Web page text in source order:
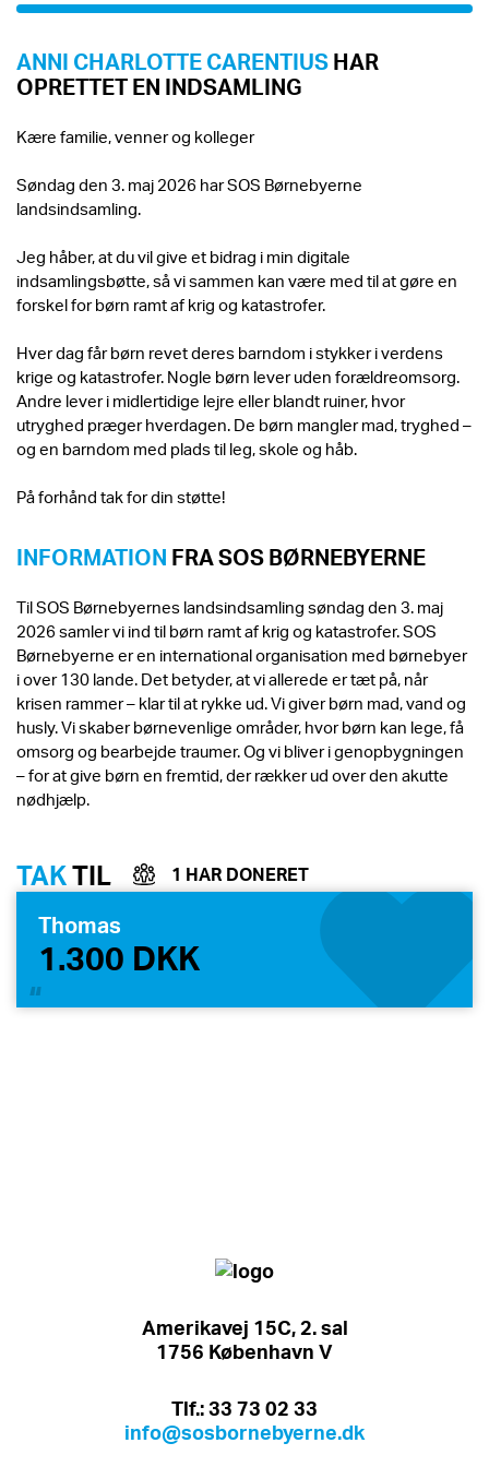
ANNI CHARLOTTE CARENTIUSHAR
OPRETTET EN INDSAMLING
Kære familie, venner og kolleger
Søndag den 3. maj 2026 har SOS Børnebyerne
landsindsamling.
Jeg håber, at du vil give et bidrag i min digitale
indsamlingsbøtte, så vi sammen kan være med til at gøre en
forskel for børn ramt af krig og katastrofer.
Hver dag får børn revet deres barndom i stykker i verdens
krige og katastrofer. Nogle børn lever uden forældreomsorg.
Andre lever i midlertidige lejre eller blandt ruiner, hvor
utryghed præger hverdagen. De børn mangler mad, tryghed –
og en barndom med plads til leg, skole og håb.
På forhånd tak for din støtte!
INFORMATION FRA SOS BØRNEBYERNE
Til SOS Børnebyernes landsindsamling søndag den 3. maj
2026 samler vi ind til børn ramt af krig og katastrofer. SOS
Børnebyerne er en international organisation med børnebyer
i over 130 lande. Det betyder, at vi allerede er tæt på, når
krisen rammer – klar til at rykke ud. Vi giver børn mad, vand og
husly. Vi skaber børnevenlige områder, hvor børn kan lege, få
omsorg og bearbejde traumer. Og vi bliver i genopbygningen
– for at give børn en fremtid, der rækker ud over den akutte
nødhjælp.
TAKTIL 1 HAR DONERET
Thomas
1.300 DKK
Amerikavej 15C, 2. sal
1756 København V
Tlf.: 33 73 02 33
info@sosbornebyerne.dk